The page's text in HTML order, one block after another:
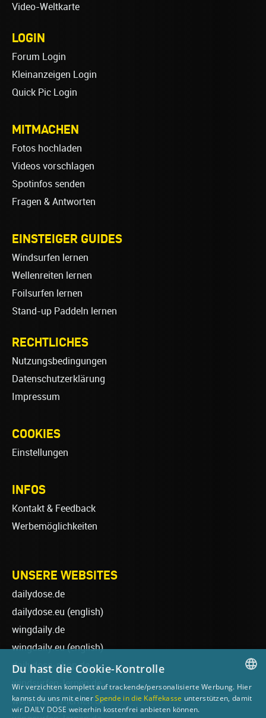
Video-Weltkarte
LOGIN
Forum Login
Kleinanzeigen Login
Quick Pic Login
MITMACHEN
Fotos hochladen
Videos vorschlagen
Spotinfos senden
Fragen & Antworten
EINSTEIGER GUIDES
Windsurfen lernen
Wellenreiten lernen
Foilsurfen lernen
Stand-up Paddeln lernen
RECHTLICHES
Nutzungsbedingungen
Datenschutzerklärung
Impressum
COOKIES
Einstellungen
INFOS
Kontakt & Feedback
Werbemöglichkeiten
UNSERE WEBSITES
dailydose.de
dailydose.eu (english)
wingdaily.de
wingdaily.eu(english)
dailydose-shop.de
windsurfen-lernen.de
wellenreiten-lernen.de
GERMAN
Du hast die Cookie-Kontrolle
Wir verzichten komplett auf trackende/personalisierte Werbung. Hier
kannst du uns mit einerSpende in die Kaffekasse unterstützen, damit
wir DAILY DOSE weiterhin kostenfrei anbieten können.